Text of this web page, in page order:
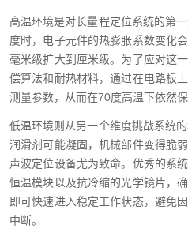
高温环境是对长量程定位系统的第
度时，电子元件的热膨胀系数变化
毫米级扩大到厘米级。为了应对这
偿算法和耐热材料，通过在电路板
测量参数，从而在70度高温下依然
低温环境则从另一个维度挑战系统
润滑剂可能凝固，机械部件变得脆
声波定位设备尤为致命。优秀的系
恒温模块以及抗冷缩的光学镜片，
即可快速进入稳定工作状态，避免
中断。